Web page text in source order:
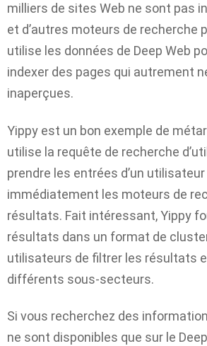
milliers de sites Web ne sont pas
et d’autres moteurs de recherche
utilise les données de Deep Web
indexer des pages qui autrement
inaperçues.
Yippy est un bon exemple de
utilise la requête de recherche
prendre les entrées d’un
immédiatement les moteurs de
résultats. Fait intéressant, Yippy
résultats dans un format de
utilisateurs de filtrer les résultats
différents sous-secteurs.
Si vous recherchez des
ne sont disponibles que sur le